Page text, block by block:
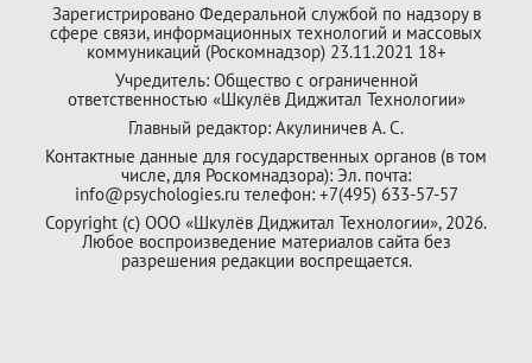
Зарегистрировано Федеральной службой по надзору в
сфере связи, информационных технологий и массовых
коммуникаций (Роскомнадзор) 23.11.2021 18+
Учредитель: Общество с ограниченной
ответственностью «Шкулёв Диджитал Технологии»
Главный редактор: Акулиничев А. С.
Контактные данные для государственных органов (в том
числе, для Роскомнадзора): Эл. почта:
info@psychologies.ru телефон: +7(495) 633-57-57
Copyright (с) ООО «Шкулёв Диджитал Технологии», 2026.
Любое воспроизведение материалов сайта без
разрешения редакции воспрещается.